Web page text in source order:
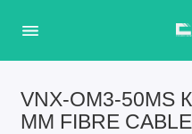
VNX-OM3-50MS
MM FIBRE